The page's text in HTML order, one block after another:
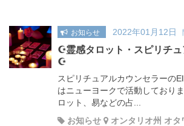
お知らせ 2022年01月12日
☪️霊感タロット・スピリチ
☪️
スピリチュアルカウンセラーの
はニューヨークで活動しており
ロット、易などの占...
お知らせ
オンタリオ州 オタ